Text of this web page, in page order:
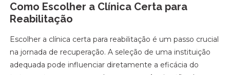
Como Escolher a Clínica Certa para
Reabilitação
Escolher a clínica certa para reabilitação é um passo crucial
na jornada de recuperação. A seleção de uma instituição
adequada pode influenciar diretamente a eficácia do